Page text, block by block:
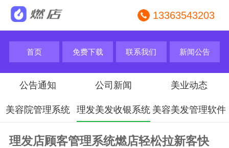
13363543203
首页 免费下载 联系我们 新闻公告
公告通知 公司新闻 美业动态
美容院管理系统 理发美发收银系统 美容美发管理软件
理发店顾客管理系统燃店轻松拉新客快